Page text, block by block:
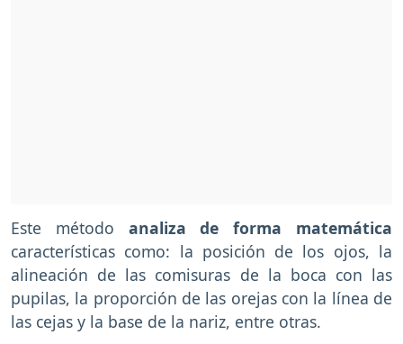
Este método analiza de forma matemática
características como: la posición de los ojos, la
alineación de las comisuras de la boca con las
pupilas, la proporción de las orejas con la línea de
las cejas y la base de la nariz, entre otras.